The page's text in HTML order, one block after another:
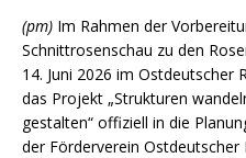
(pm) Im Rahmen der
Schnittrosenschau zu den
14. Juni 2026 im Ostdeutscher
das Projekt „Strukturen
gestalten“ offiziell in die
der Förderverein